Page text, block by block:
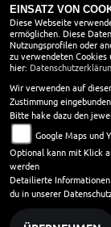
Montag:
Dienstag:
Mittwoch:
Donnerstag:
Freitag:
Samstag:
Sonntag:
EINSATZ VON
Diese Webseite
ermöglichen. Diese
Nutzungsprofilen oder
zu verwendeten
hier:
Wir verwenden auf
Zustimmung
Bitte hake dazu den
Google Maps und
Optional kann mit Klick
werden
Detailierte
du in unserer